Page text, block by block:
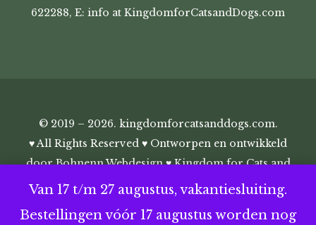
Van 17 t/m 27 augustus, vakantiesluiting.
Bestellingen vóór 17 augustus worden nog
622288, E: info at KingdomforCatsandDogs.com
© 2019 – 2026. kingdomforcatsanddogs.com.
♥ All Rights Reserved ♥ Ontworpen en ontwikkeld
doorBohnenn Webdesign♥ Kingdom for Cats and
Dogs ♥